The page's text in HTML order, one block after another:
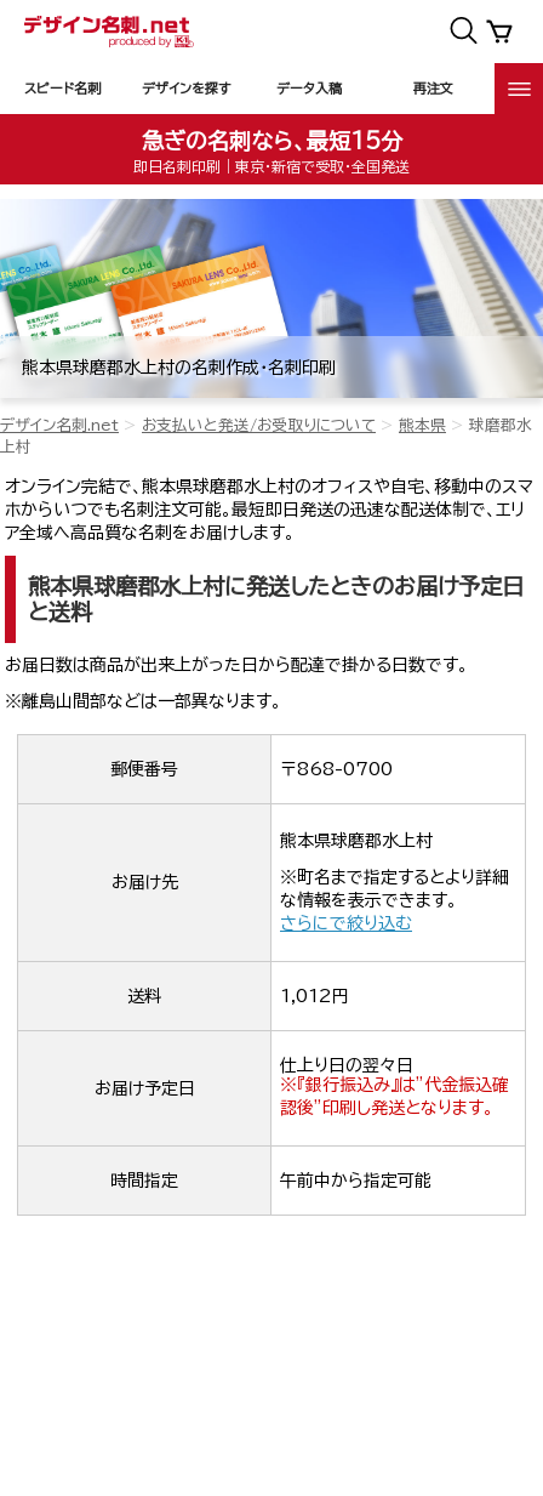
スピード名刺 デザインを探す データ入稿 再注文
急ぎの名刺なら、最短15分
即日名刺印刷｜東京・新宿で受取・全国発送
熊本県球磨郡水上村の名刺作成・名刺印刷
デザイン名刺.net お支払いと発送/お受取りについて 熊本県
球磨郡水
上村
オンライン完結で、熊本県球磨郡水上村のオフィスや自宅、移動中のスマ
ホからいつでも名刺注文可能。最短即日発送の迅速な配送体制で、エリ
ア全域へ高品質な名刺をお届けします。
熊本県球磨郡水上村に発送したときのお届け予定日
と送料
お届日数は商品が出来上がった日から配達で掛かる日数です。
※離島山間部などは一部異なります。
郵便番号 〒868-0700
お届け先
熊本県球磨郡水上村
※町名まで指定するとより詳細
な情報を表示できます。
さらにで絞り込む
送料 1,012円
お届け予定日
仕上り日の翌々日
※『銀行振込み』は”代金振込確
認後”印刷し発送となります。
時間指定 午前中から指定可能